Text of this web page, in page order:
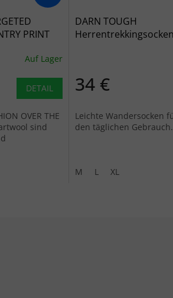
PRINT
Auf Lager
DETAIL
OVER THE
sind
DARN TOUGH
Herrentrekkingsocken
34 €
Leichte Wandersocken
den täglichen Gebrauch.
M L XL